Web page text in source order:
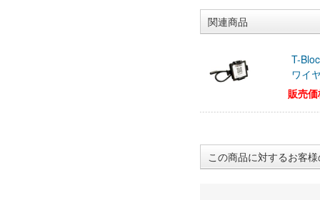
関連商品
T-
ワイ
販売
この商品に対するお客